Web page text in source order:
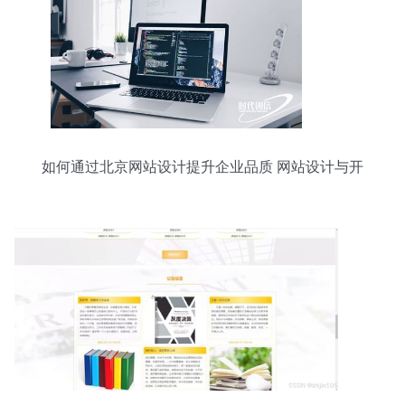
如何通过北京网站设计提升企业品质 网站设计与开